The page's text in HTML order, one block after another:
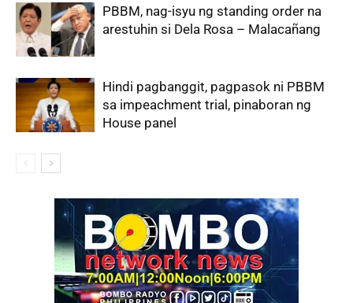
PBBM, nag-isyu ng standing order na
arestuhin si Dela Rosa – Malacañang
Hindi pagbanggit, pagpasok ni PBBM
sa impeachment trial, pinaboran ng
House panel